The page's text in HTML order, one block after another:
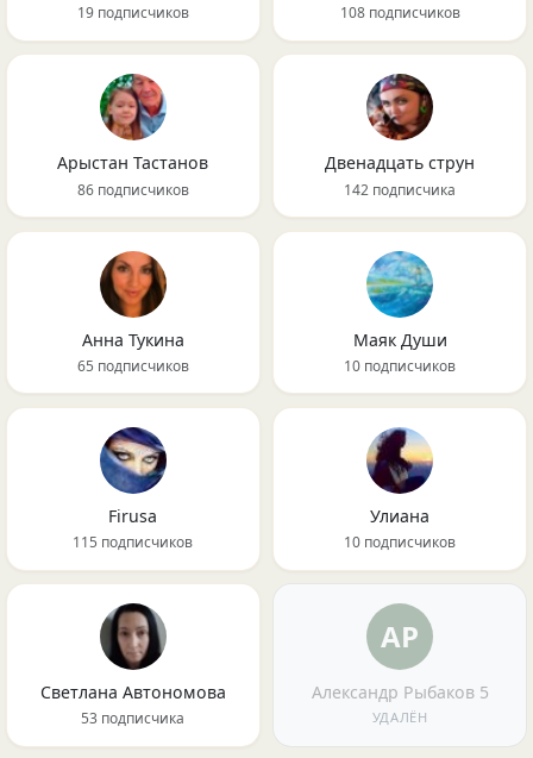
19 подписчиков 108 подписчиков
Арыстан Тастанов
86 подписчиков
Двенадцать струн
142 подписчика
Анна Тукина
65 подписчиков
Маяк Души
10 подписчиков
Firusa
115 подписчиков
Улиана
10 подписчиков
Светлана Автономова
53 подписчика
АР
Александр Рыбаков 5
УДАЛЁН